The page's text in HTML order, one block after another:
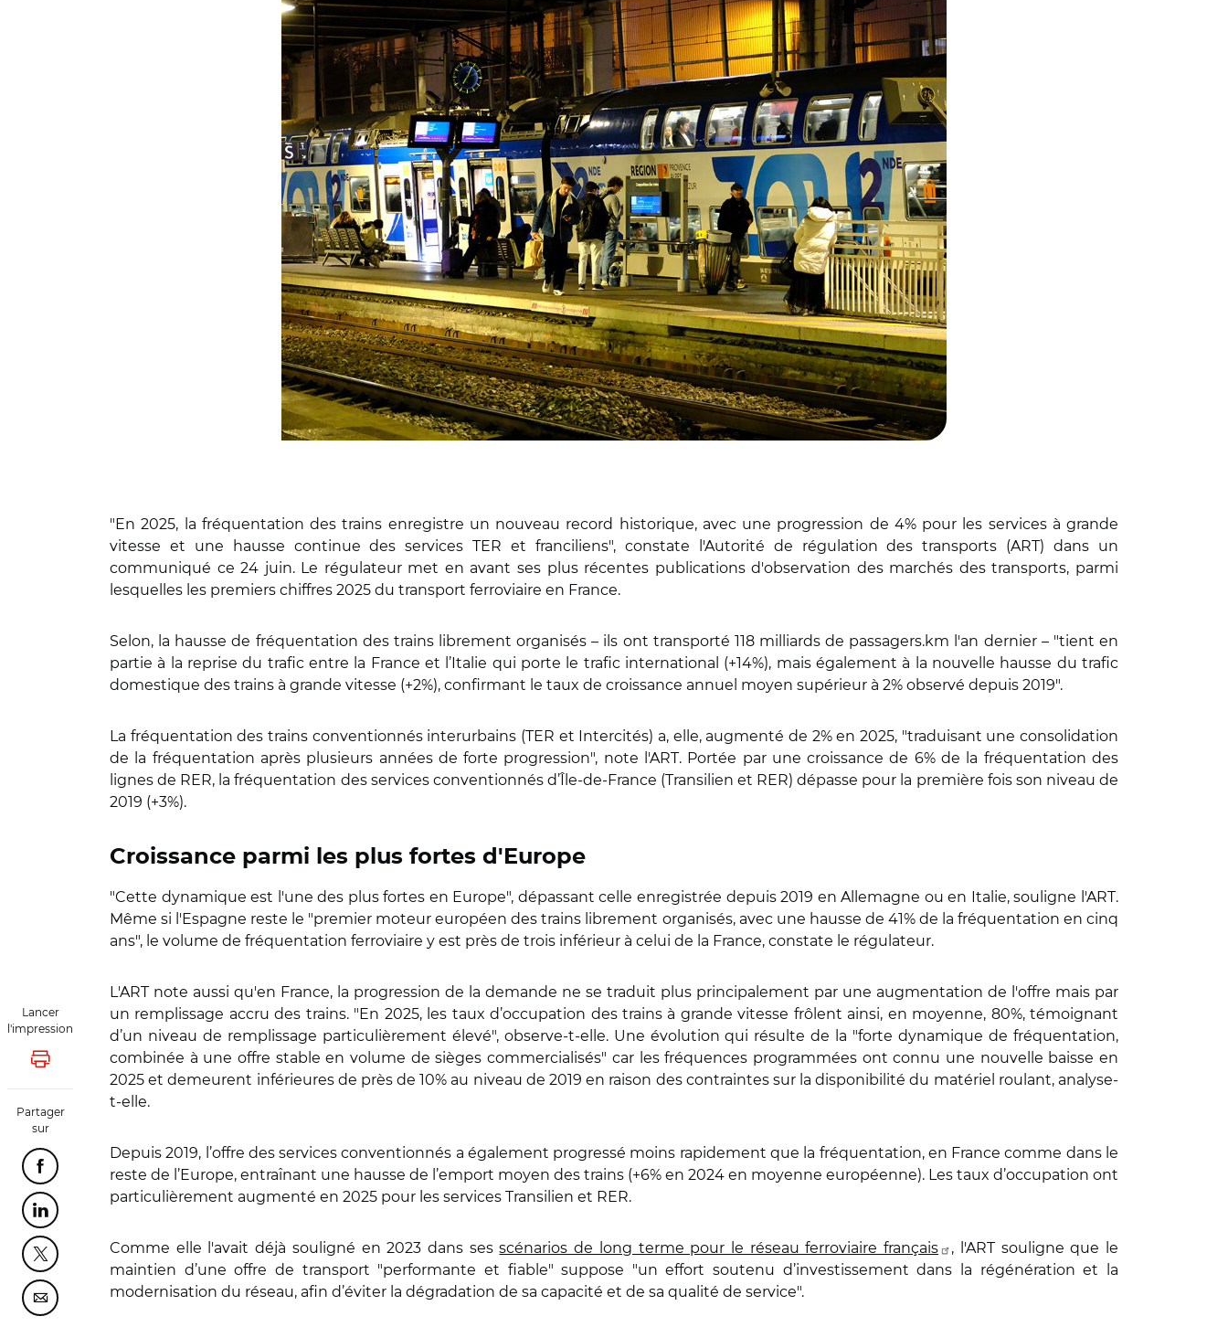
Lancer
l'impression
Lancer l'impression
Partager
sur
Partager cette page sur Facebook
Partager cette page sur Linkedin
Partager cette page sur Twitter
Partager cette page sur Courriel
"En 2025, la fréquentation des trains enregistre un nouveau record historique, avec une progression de 4% pour les services à grande
vitesse et une hausse continue des services TER et franciliens", constate l'Autorité de régulation des transports (ART) dans un
communiqué ce 24 juin. Le régulateur met en avant ses plus récentes publications d'observation des marchés des transports, parmi
lesquelles les premiers chiffres 2025 du transport ferroviaire en France.
Selon, la hausse de fréquentation des trains librement organisés – ils ont transporté 118 milliards de passagers.km l'an dernier – "tient en
partie à la reprise du trafic entre la France et l’Italie qui porte le trafic international (+14%), mais également à la nouvelle hausse du trafic
domestique des trains à grande vitesse (+2%), confirmant le taux de croissance annuel moyen supérieur à 2% observé depuis 2019".
La fréquentation des trains conventionnés interurbains (TER et Intercités) a, elle, augmenté de 2% en 2025, "traduisant une consolidation
de la fréquentation après plusieurs années de forte progression", note l'ART. Portée par une croissance de 6% de la fréquentation des
lignes de RER, la fréquentation des services conventionnés d’Île-de-France (Transilien et RER) dépasse pour la première fois son niveau de
2019 (+3%).
Croissance parmi les plus fortes d'Europe
"Cette dynamique est l'une des plus fortes en Europe", dépassant celle enregistrée depuis 2019 en Allemagne ou en Italie, souligne l'ART.
Même si l'Espagne reste le "premier moteur européen des trains librement organisés, avec une hausse de 41% de la fréquentation en cinq
ans", le volume de fréquentation ferroviaire y est près de trois inférieur à celui de la France, constate le régulateur.
L'ART note aussi qu'en France, la progression de la demande ne se traduit plus principalement par une augmentation de l'offre mais par
un remplissage accru des trains. "En 2025, les taux d’occupation des trains à grande vitesse frôlent ainsi, en moyenne, 80%, témoignant
d’un niveau de remplissage particulièrement élevé", observe-t-elle. Une évolution qui résulte de la "forte dynamique de fréquentation,
combinée à une offre stable en volume de sièges commercialisés" car les fréquences programmées ont connu une nouvelle baisse en
2025 et demeurent inférieures de près de 10% au niveau de 2019 en raison des contraintes sur la disponibilité du matériel roulant, analyse-
t-elle.
Depuis 2019, l’offre des services conventionnés a également progressé moins rapidement que la fréquentation, en France comme dans le
reste de l’Europe, entraînant une hausse de l’emport moyen des trains (+6% en 2024 en moyenne européenne). Les taux d’occupation ont
particulièrement augmenté en 2025 pour les services Transilien et RER.
Comme elle l'avait déjà souligné en 2023 dans sesscénarios de long terme pour le réseau ferroviaire français
, l'ART souligne que le
maintien d’une offre de transport "performante et fiable" suppose "un effort soutenu d’investissement dans la régénération et la
modernisation du réseau, afin d’éviter la dégradation de sa capacité et de sa qualité de service".